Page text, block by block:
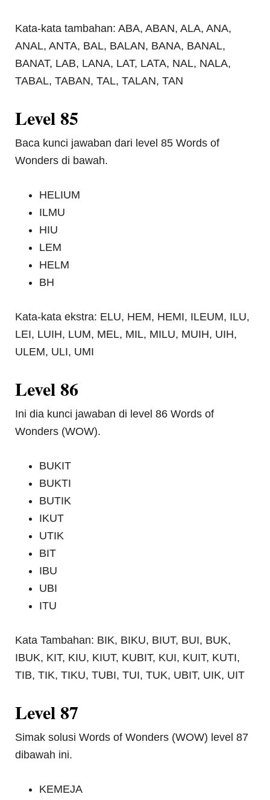
Kata-kata tambahan: ABA, ABAN, ALA, ANA,
ANAL, ANTA, BAL, BALAN, BANA, BANAL,
BANAT, LAB, LANA, LAT, LATA, NAL, NALA,
TABAL, TABAN, TAL, TALAN, TAN
Level 85
Baca kunci jawaban dari level 85 Words of
Wonders di bawah.
HELIUM
ILMU
HIU
LEM
HELM
BH
Kata-kata ekstra: ELU, HEM, HEMI, ILEUM, ILU,
LEI, LUIH, LUM, MEL, MIL, MILU, MUIH, UIH,
ULEM, ULI, UMI
Level 86
Ini dia kunci jawaban di level 86 Words of
Wonders (WOW).
BUKIT
BUKTI
BUTIK
IKUT
UTIK
BIT
IBU
UBI
ITU
Kata Tambahan: BIK, BIKU, BIUT, BUI, BUK,
IBUK, KIT, KIU, KIUT, KUBIT, KUI, KUIT, KUTI,
TIB, TIK, TIKU, TUBI, TUI, TUK, UBIT, UIK, UIT
Level 87
Simak solusi Words of Wonders (WOW) level 87
dibawah ini.
KEMEJA